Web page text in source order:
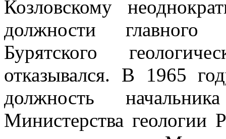
Козловскому
должности
Бурятского
отказывался. В 1965
должность
Министерства